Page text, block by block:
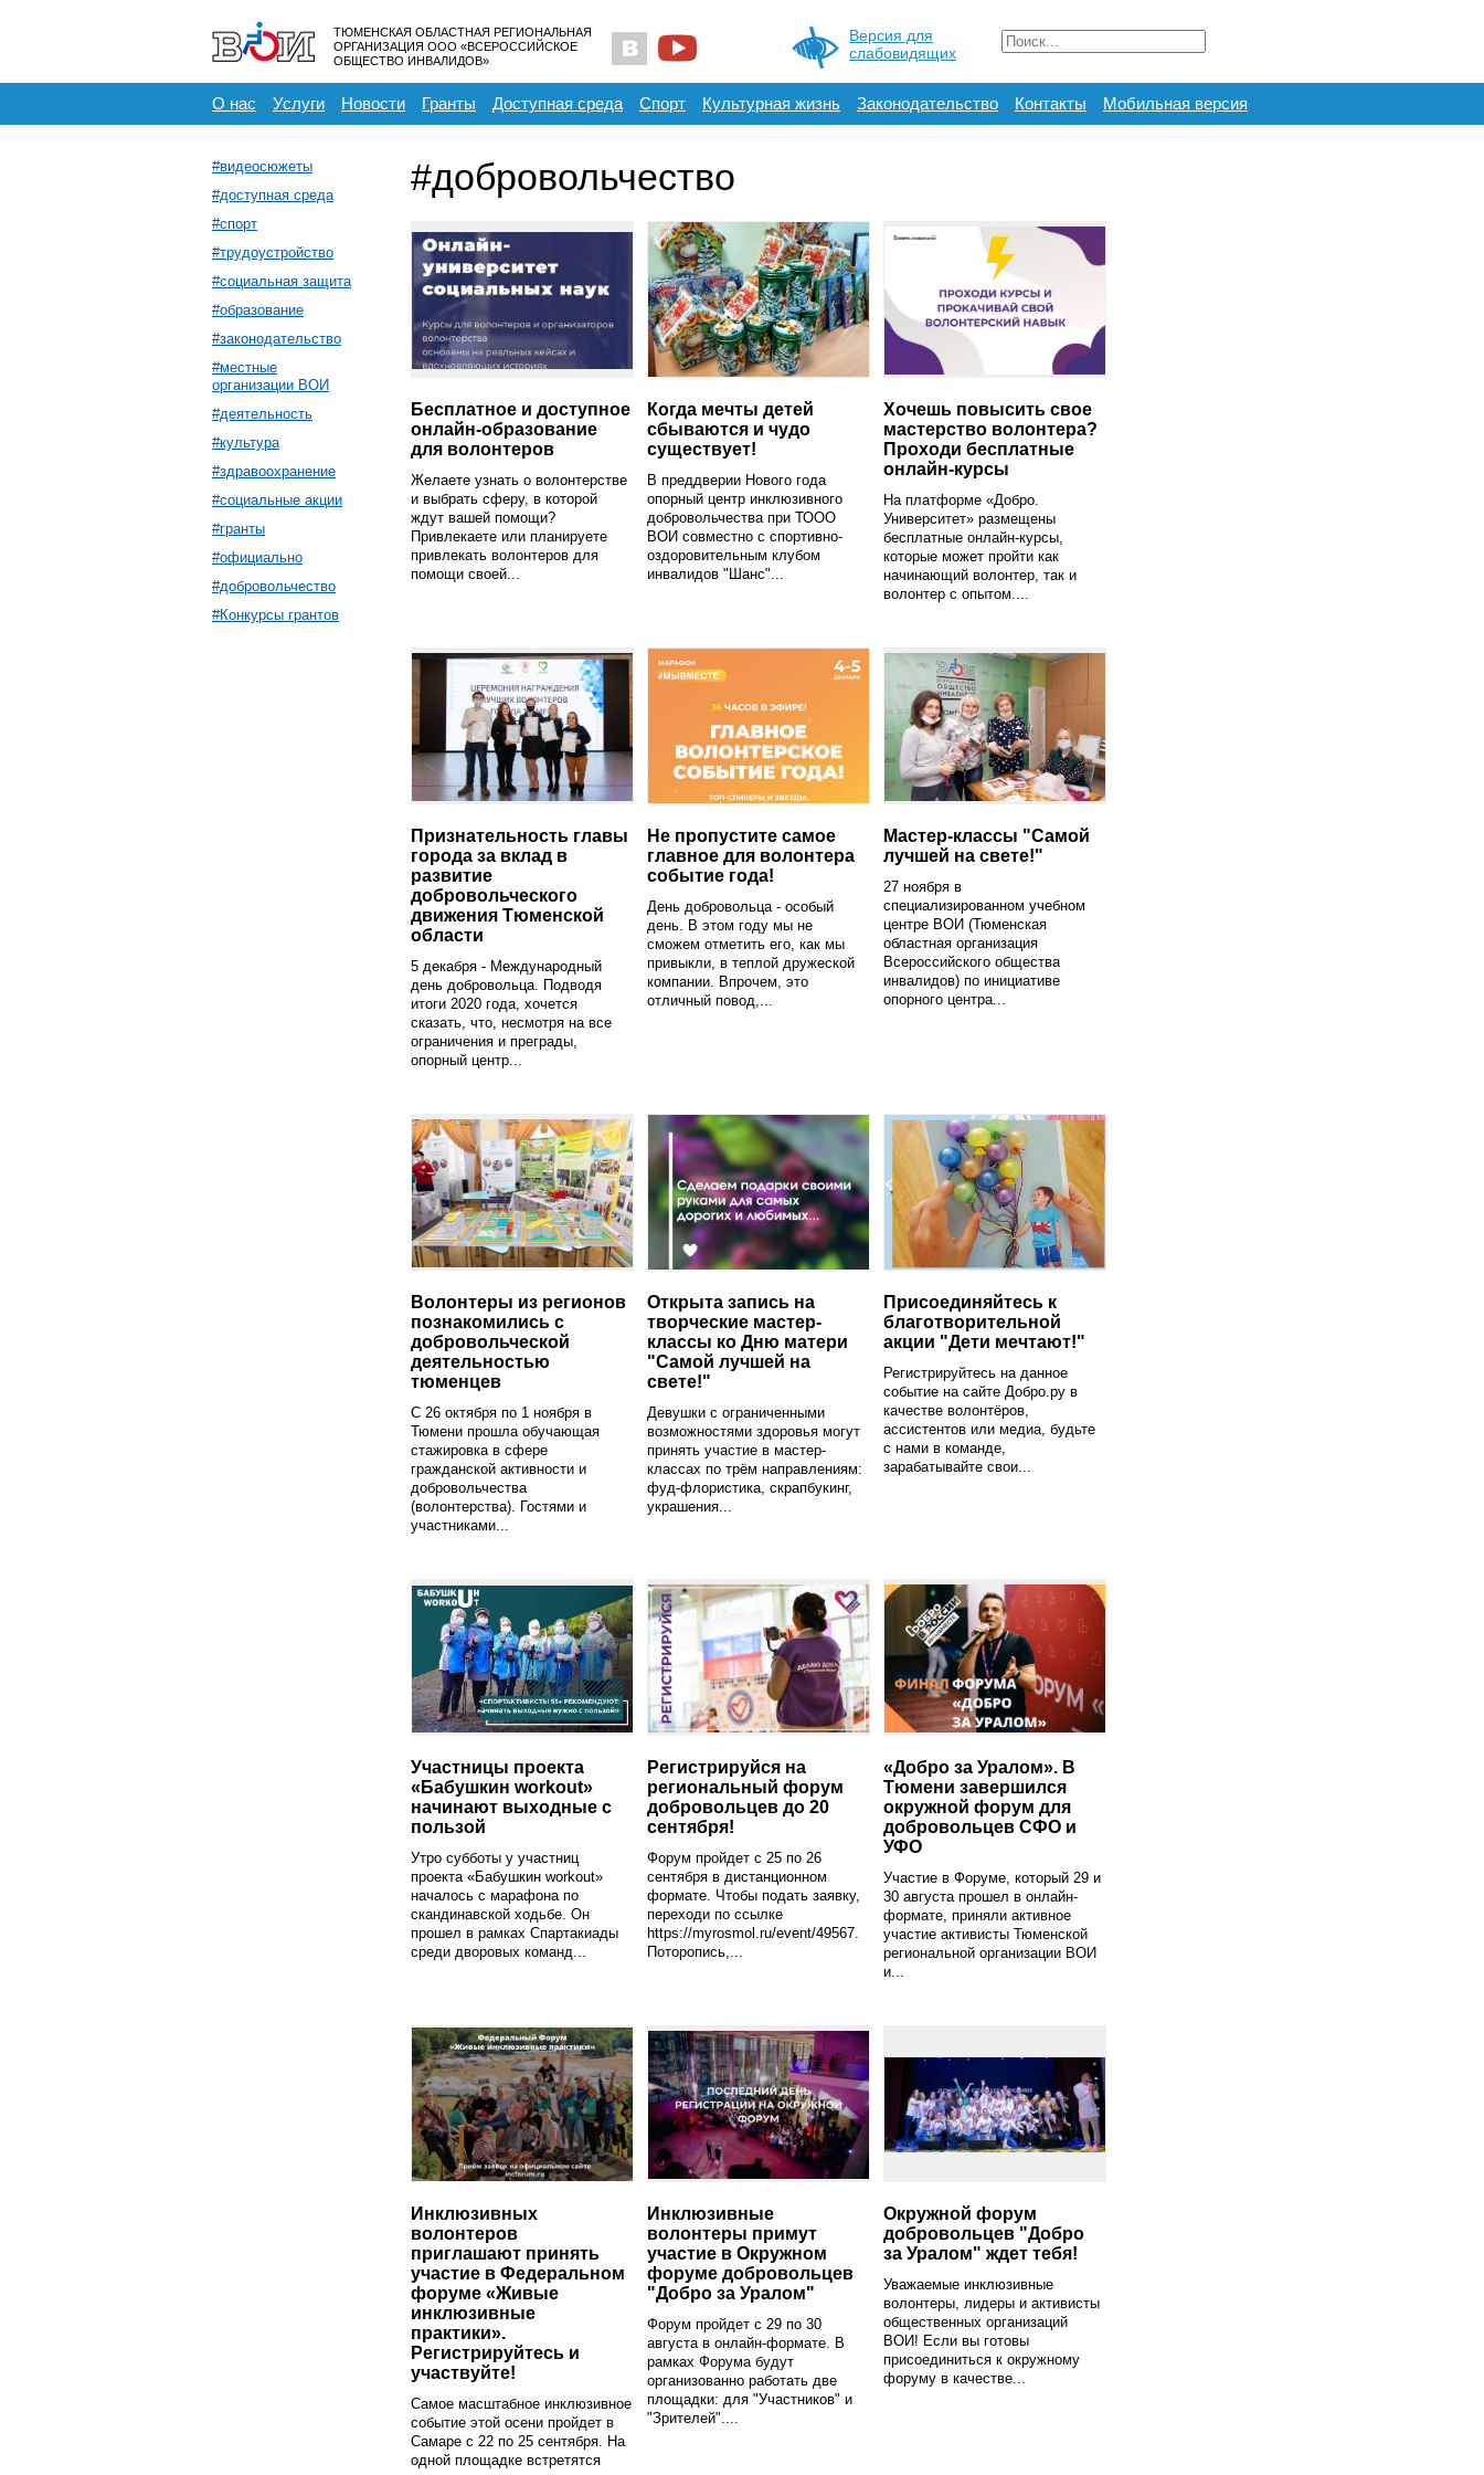
ТЮМЕНСКАЯ ОБЛАСТНАЯ РЕГИОНАЛЬНАЯ
ОРГАНИЗАЦИЯ ООО «ВСЕРОССИЙСКОЕ
ОБЩЕСТВО ИНВАЛИДОВ»
Версия для
слабовидящих
О нас Услуги Новости Гранты Доступная среда Спорт Культурная жизнь Законодательство Контакты Мобильная версия
#видеосюжеты
#доступная среда
#спорт
#трудоустройство
#социальная защита
#образование
#законодательство
#местные
организации ВОИ
#деятельность
#культура
#здравоохранение
#социальные акции
#гранты
#официально
#добровольчество
#Конкурсы грантов
#добровольчество
Бесплатное и доступное
онлайн-образование
для волонтеров
Желаете узнать о волонтерстве
и выбрать сферу, в которой
ждут вашей помощи?
Привлекаете или планируете
привлекать волонтеров для
помощи своей...
Когда мечты детей
сбываются и чудо
существует!
В преддверии Нового года
опорный центр инклюзивного
добровольчества при ТООО
ВОИ совместно с спортивно-
оздоровительным клубом
инвалидов "Шанс"...
Хочешь повысить свое
мастерство волонтера?
Проходи бесплатные
онлайн-курсы
На платформе «Добро.
Университет» размещены
бесплатные онлайн-курсы,
которые может пройти как
начинающий волонтер, так и
волонтер с опытом....
Признательность главы
города за вклад в
развитие
добровольческого
движения Тюменской
области
5 декабря - Международный
день добровольца. Подводя
итоги 2020 года, хочется
сказать, что, несмотря на все
ограничения и преграды,
опорный центр...
Не пропустите самое
главное для волонтера
событие года!
День добровольца - особый
день. В этом году мы не
сможем отметить его, как мы
привыкли, в теплой дружеской
компании. Впрочем, это
отличный повод,...
Мастер-классы "Самой
лучшей на свете!"
27 ноября в
специализированном учебном
центре ВОИ (Тюменская
областная организация
Всероссийского общества
инвалидов) по инициативе
опорного центра...
Волонтеры из регионов
познакомились с
добровольческой
деятельностью
тюменцев
С 26 октября по 1 ноября в
Тюмени прошла обучающая
стажировка в сфере
гражданской активности и
добровольчества
(волонтерства). Гостями и
участниками...
Открыта запись на
творческие мастер-
классы ко Дню матери
"Самой лучшей на
свете!"
Девушки с ограниченными
возможностями здоровья могут
принять участие в мастер-
классах по трём направлениям:
фуд-флористика, скрапбукинг,
украшения...
Присоединяйтесь к
благотворительной
акции "Дети мечтают!"
Регистрируйтесь на данное
событие на сайте Добро.ру в
качестве волонтёров,
ассистентов или медиа, будьте
с нами в команде,
зарабатывайте свои...
Участницы проекта
«Бабушкин workout»
начинают выходные с
пользой
Утро субботы у участниц
проекта «Бабушкин workout»
началось с марафона по
скандинавской ходьбе. Он
прошел в рамках Спартакиады
среди дворовых команд...
Регистрируйся на
региональный форум
добровольцев до 20
сентября!
Форум пройдет с 25 по 26
сентября в дистанционном
формате. Чтобы подать заявку,
переходи по ссылке
https://myrosmol.ru/event/49567.
Поторопись,...
«Добро за Уралом». В
Тюмени завершился
окружной форум для
добровольцев СФО и
УФО
Участие в Форуме, который 29 и
30 августа прошел в онлайн-
формате, приняли активное
участие активисты Тюменской
региональной организации ВОИ
и...
Инклюзивных
волонтеров
приглашают принять
участие в Федеральном
форуме «Живые
инклюзивные
практики».
Регистрируйтесь и
участвуйте!
Самое масштабное инклюзивное
событие этой осени пройдет в
Самаре с 22 по 25 сентября. На
одной площадке встретятся
Инклюзивные
волонтеры примут
участие в Окружном
форуме добровольцев
"Добро за Уралом"
Форум пройдет с 29 по 30
августа в онлайн-формате. В
рамках Форума будут
организованно работать две
площадки: для "Участников" и
"Зрителей"....
Окружной форум
добровольцев "Добро
за Уралом" ждет тебя!
Уважаемые инклюзивные
волонтеры, лидеры и активисты
общественных организаций
ВОИ! Если вы готовы
присоединиться к окружному
форуму в качестве...